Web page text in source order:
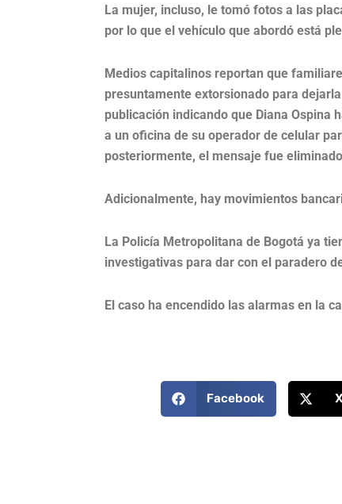
La mujer, incluso, le tomó fotos a las
por lo que el vehículo que abordó está
Medios capitalinos reportan que
presuntamente extorsionado para
publicación indicando que Diana Ospina
a un oficina de su operador de celular
posteriormente, el mensaje fue
Adicionalmente, hay movimientos
La Policía Metropolitana de Bogotá ya
investigativas para dar con el paradero
El caso ha encendido las alarmas en la
Facebook X